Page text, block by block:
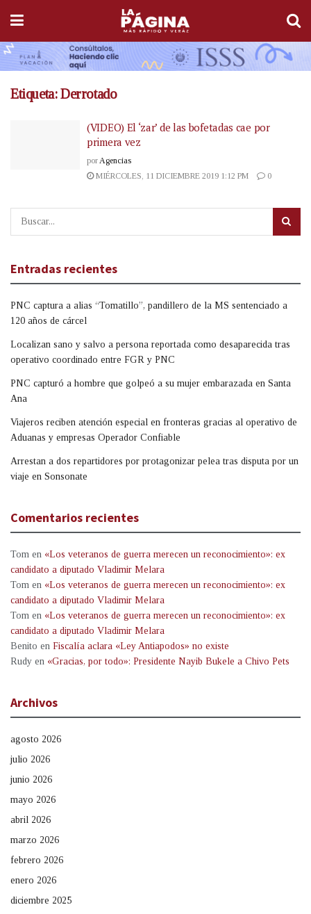
Etiqueta:Derrotado
(VIDEO) El ‘zar’ de las bofetadas cae por
primera vez
por Agencias
MIÉRCOLES, 11 DICIEMBRE 2019 1:12 PM
0
Entradas recientes
PNC captura a alias “Tomatillo”, pandillero de la MS sentenciado a
120 años de cárcel
Localizan sano y salvo a persona reportada como desaparecida tras
operativo coordinado entre FGR y PNC
PNC capturó a hombre que golpeó a su mujer embarazada en Santa
Ana
Viajeros reciben atención especial en fronteras gracias al operativo de
Aduanas y empresas Operador Confiable
Arrestan a dos repartidores por protagonizar pelea tras disputa por un
viaje en Sonsonate
Comentarios recientes
Tom en «Los veteranos de guerra merecen un reconocimiento»: ex
candidato a diputado Vladimir Melara
Tom en «Los veteranos de guerra merecen un reconocimiento»: ex
candidato a diputado Vladimir Melara
Tom en «Los veteranos de guerra merecen un reconocimiento»: ex
candidato a diputado Vladimir Melara
Benito en Fiscalía aclara «Ley Antiapodos» no existe
Rudy en «Gracias, por todo»: Presidente Nayib Bukele a Chivo Pets
Archivos
agosto 2026
julio 2026
junio 2026
mayo 2026
abril 2026
marzo 2026
febrero 2026
enero 2026
diciembre 2025